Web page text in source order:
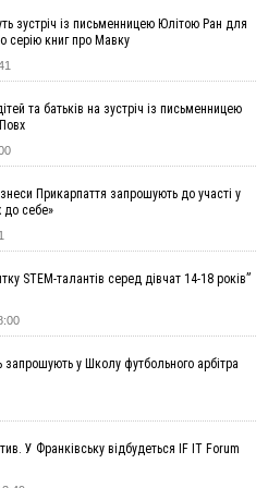
на Chevrolet втікав від поліції
вогнепальної зброї:
на бакалаврат у ВНЗ
залишаться без газу
Патріарша проща
рівні. Франківець Лев
суддею Міжнародного
ФЛСУ зі стрибків на лижах,
Бухонка
чоловіка, який три дні
влади Польщі на атаки на
23 серпня
привітали рідну Коломию з
Долині та Яремче
зустріч із письменницею Юлітою Ран для
серію книг про Мавку
та батьків на зустріч із письменницею
Прикарпаття запрошують до участі у
до себе»
STEM-талантів серед дівчат 14-18 років”
у Школу футбольного арбітра
У Франківську відбудеться IF IT Forum